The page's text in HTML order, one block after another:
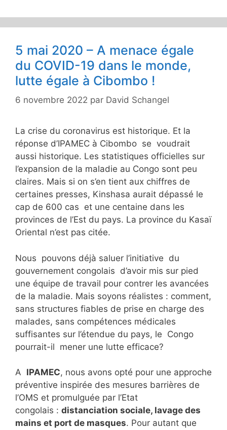
5 mai 2020 – A menace égale
du COVID-19 dans le monde,
lutte égale à Cibombo !
6 novembre 2022 par David Schangel
La crise du coronavirus est historique. Et la
réponse d’IPAMEC à Cibombo se voudrait
aussi historique. Les statistiques officielles sur
l’expansion de la maladie au Congo sont peu
claires. Mais si on s’en tient aux chiffres de
certaines presses, Kinshasa aurait dépassé le
cap de 600 cas et une centaine dans les
provinces de l’Est du pays. La province du Kasaï
Oriental n’est pas citée.
Nous pouvons déjà saluer l’initiative du
gouvernement congolais d’avoir mis sur pied
une équipe de travail pour contrer les avancées
de la maladie. Mais soyons réalistes : comment,
sans structures fiables de prise en charge des
malades, sans compétences médicales
suffisantes sur l’étendue du pays, le Congo
pourrait-il mener une lutte efficace?
A IPAMEC, nous avons opté pour une approche
préventive inspirée des mesures barrières de
l’OMS et promulguée par l’Etat
congolais : distanciation sociale, lavage des
mains et port de masques. Pour autant que